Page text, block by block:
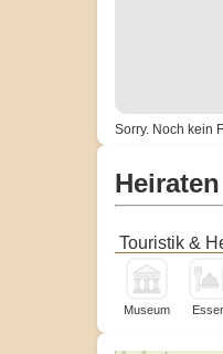
Sorry. Noch kein
Heiraten
Touristik &
Museum